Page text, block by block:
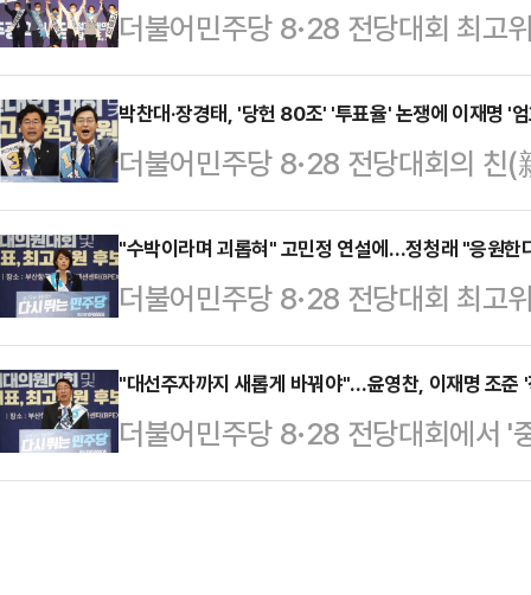
질 전망이다.민주당은 14일 충청권
·충북에서 경선을 진행하면서 전국
차가 마무리됐다. 남은 곳은 광주·
북, 21일에는 광주·전남에서 경선
마침내 새 …
더불어민주당 8·28 전당대회 최고
표 경선은 '확대명(확실히 당대표는
전남북 순회경선을 계기로 최고위
치권에 따르면 친(親)이재명계 '러
각 전북과 광주·전남에서 치러진
8.8%(전북)를 득표했다. 권리당원
5위에 올라있다.박 의원은 '안방'인
…
박찬대·장경태, '당헌 80조' '투표율' 논쟁에 이재명 '
더불어민주당 8·28 전당대회의 친
박찬대·장경태 의원이 각각 '당헌
란'에서 당권주자 이재명 의원을 엄
충북 청주 CJB미디어센터 에덴아
검찰과 맞서싸울 때 앞으로 어느 누
느냐"며 "왜 당내 일부 세력은 스스
열어 동지를 제물로 바치려 하느냐
회 핵심 쟁점으로…
"수박이라며 괴롭혀" 고민정 연설에…정청래 "응원한
더불어민주당 8·28 전당대회 최고
는 사람들조차 이재명 의원 극성 지
고 있다고 하소연했다. 이에 또다른
성향을 넘어 동정과 연민, 응원의
청주 CJB미디어센터 에덴아트홀
"대선주자까지 새롭게 바꿔야"…윤영찬, 이재명 조준
더불어민주당 8·28 전당대회에서 '
선의 전운이 고조되고 있다.비(非)